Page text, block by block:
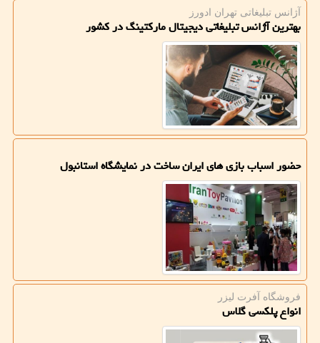
آژانس تبلیغاتی تهران ادورز
بهترین آژانس تبلیغاتی دیجیتال مارکتینگ در کشور
حضور اسباب بازی های ایران ساخت در نمایشگاه استانبول
فروشگاه آفرت لیزر
انواع پلکسی گلاس